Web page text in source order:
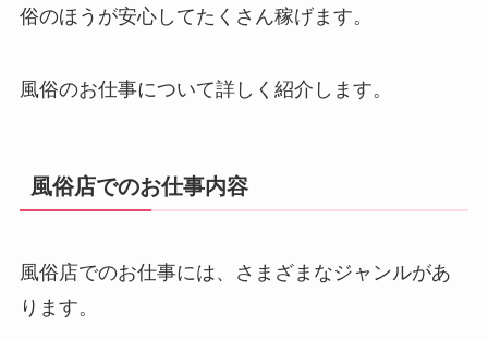
俗のほうが安心してたくさん稼げます。
風俗のお仕事について詳しく紹介します。
風俗店でのお仕事内容
風俗店でのお仕事には、さまざまなジャンルがあ
ります。